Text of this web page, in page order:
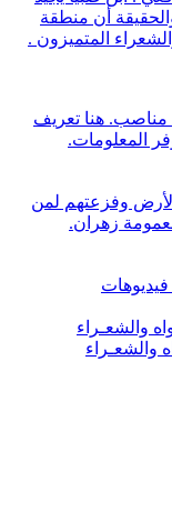
أن منطقة
المتميزون .
مناصب. هنا تعريف
المعلومات.
وفزعتهم لمن
زهران.
والشعـراء